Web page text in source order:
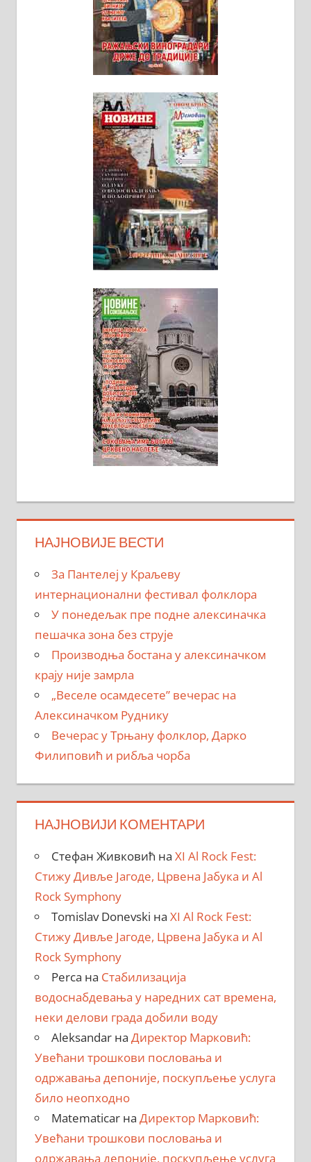
НАЈНОВИЈЕ ВЕСТИ
За Пантелеј у Краљеву
интернационални фестивал фолклора
У понедељак пре подне алексиначка
пешачка зона без струје
Производња бостана у алексиначком
крају није замрла
„Веселе осамдесете” вечерас на
Алексиначком Руднику
Вечерас у Трњану фолклор, Дарко
Филиповић и рибља чорба
НАЈНОВИЈИ КОМЕНТАРИ
Стефан Живковић на XI Al Rock Fest:
Стижу Дивље Јагоде, Црвена Јабука и Al
Rock Symphony
Tomislav Donevski на XI Al Rock Fest:
Стижу Дивље Јагоде, Црвена Јабука и Al
Rock Symphony
Perca на Стабилизација
водоснабдевања у наредних сат времена,
неки делови града добили воду
Aleksandarна Директор Марковић:
Увећани трошкови пословања и
одржавања депоније, поскупљење услуга
било неопходно
Matematicarна Директор Марковић:
Увећани трошкови пословања и
одржавања депоније, поскупљење услуга